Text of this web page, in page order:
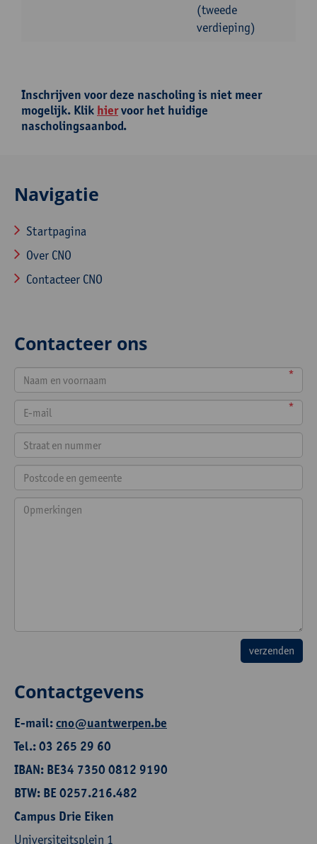
(tweede
verdieping)
Inschrijven voor deze nascholing is niet meer
mogelijk. Klik hiervoor het huidige
nascholingsaanbod.
Navigatie
Startpagina
Over CNO
Contacteer CNO
Contacteer ons
*
*
Contactgevens
E-mail:cno@uantwerpen.be
Tel.: 03 265 29 60
IBAN: BE34 7350 0812 9190
BTW: BE 0257.216.482
Campus Drie Eiken
Universiteitsplein 1